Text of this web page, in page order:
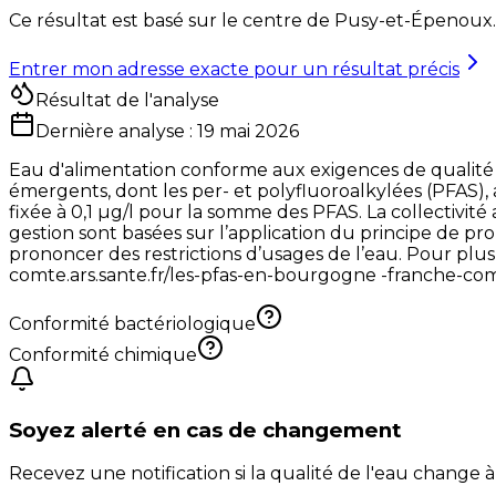
Ce résultat est basé sur le centre de Pusy-et-Épenoux
Entrer mon adresse exacte pour un résultat précis
Résultat de l'analyse
Dernière analyse : 19 mai 2026
Eau d'alimentation conforme aux exigences de
émergents, dont les per- et polyfluoroalkylées (PFAS),
fixée à 0,1 µg/l pour la somme des PFAS. La
gestion sont basées sur l’application du principe de
prononcer des restrictions d’usages de l’eau. Pour
comte.ars.sante.fr/les-pfas-en-bourgogne -franche-
Conformité bactériologique
Conformité chimique
Soyez alerté en cas de changement
Recevez une notification si la qualité de l'eau change